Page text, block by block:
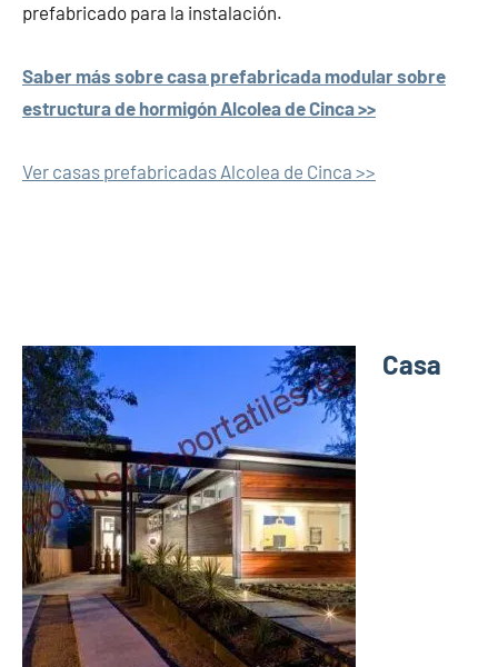
prefabricado para la instalación.
Saber más sobre casa prefabricada modular sobre
estructura de hormigón Alcolea de Cinca >>
Ver casas prefabricadas Alcolea de Cinca >>
Casa